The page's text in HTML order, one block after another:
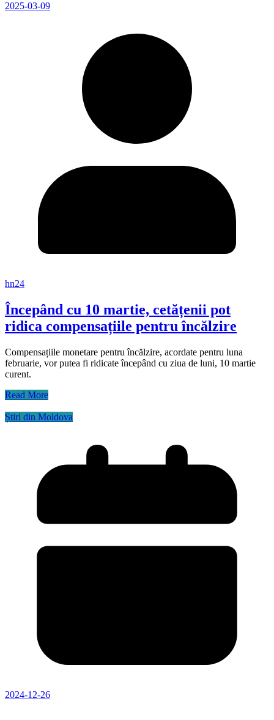
2025-03-09
hn24
Începând cu 10 martie, cetățenii pot
ridica compensațiile pentru încălzire
Compensațiile monetare pentru încălzire, acordate pentru luna
februarie, vor putea fi ridicate începând cu ziua de luni, 10 martie
curent.
Read More
Știri din Moldova
2024-12-26